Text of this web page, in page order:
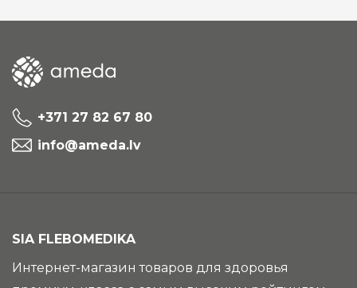
+371 27 82 67 80
info@ameda.lv
SIA FLEBOMEDIKA
Интернет-магазин товаров для здоровья